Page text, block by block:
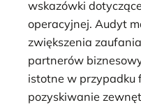
wskazówki
operacyjnej. Audyt
zwiększenia
partnerów
istotne w przypadku
pozyskiwanie